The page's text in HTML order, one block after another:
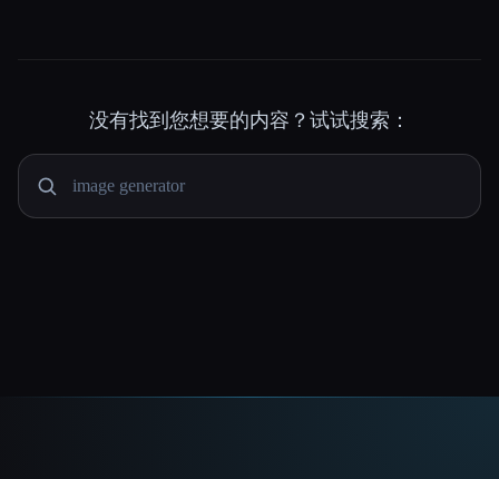
没有找到您想要的内容？试试搜索：